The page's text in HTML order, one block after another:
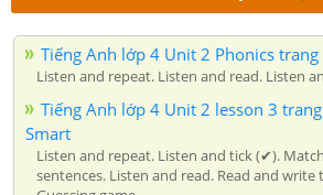
Tiếng Anh lớp 4 Unit 2 Phonics
Listen and repeat. Listen and read. Listen
Tiếng Anh lớp 4 Unit 2 lesson 3
Smart
Listen and repeat. Listen and tick (✔).
sentences. Listen and read. Read and write